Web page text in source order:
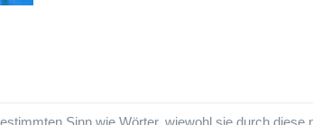
Sinn wie Wörter, wiewohl sie durch diese